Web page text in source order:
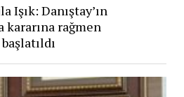
Işık: Danıştay’ın
rağmen